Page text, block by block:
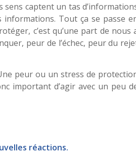
captent un tas
Tout ça se passe
c’est qu’une part de nous
peur de l’échec, peur du
peur ou un stress de
important d’agir avec un peu
réactions.